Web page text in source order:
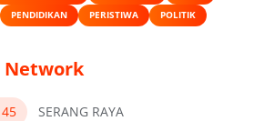
PENDIDIKAN PERISTIWA POLITIK
Network
SERANG RAYA